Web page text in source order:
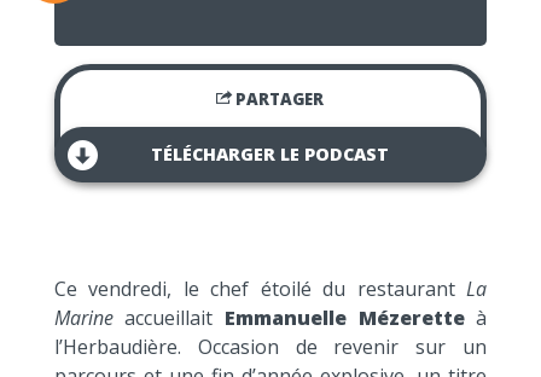
PARTAGER
TÉLÉCHARGER LE PODCAST
Ce vendredi, le chef étoilé du restaurantLa
Marineaccueillait Emmanuelle Mézeretteà
l’Herbaudière. Occasion de revenir sur un